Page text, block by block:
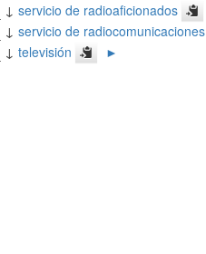
↓ servicio de radioaficionados
↓ servicio de radiocomunicaciones
↓ televisión ►